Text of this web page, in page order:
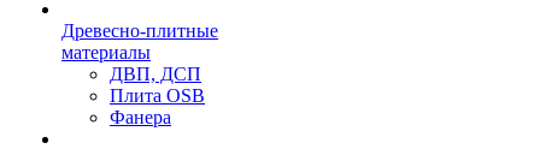
Древесно-плитные
материалы
ДВП, ДСП
Плита OSB
Фанера